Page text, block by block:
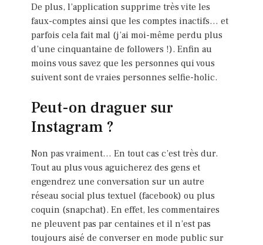
De plus, l’application supprime très vite les
faux-comptes ainsi que les comptes inactifs… et
parfois cela fait mal (j’ai moi-même perdu plus
d’une cinquantaine de followers !). Enfin au
moins vous savez que les personnes qui vous
suivent sont de vraies personnes selfie-holic.
Peut-on draguer sur
Instagram ?
Non pas vraiment… En tout cas c’est très dur.
Tout au plus vous aguicherez des gens et
engendrez une conversation sur un autre
réseau social plus textuel (facebook) ou plus
coquin (snapchat). En effet, les commentaires
ne pleuvent pas par centaines et il n’est pas
toujours aisé de converser en mode public sur